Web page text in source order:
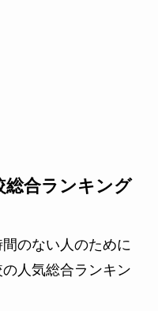
総合ランキング
のない人のために
人気総合ランキン